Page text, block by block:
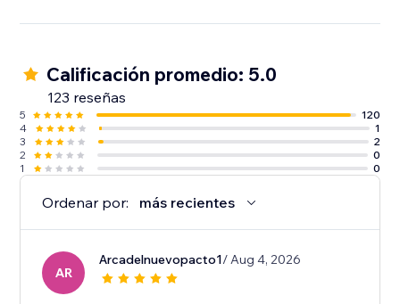
Calificación promedio: 5.0
123 reseñas
5
120
4
1
3
2
2
0
1
0
Ordenar por: más recientes
AR
Arcadelnuevopacto1/ Aug 4, 2026